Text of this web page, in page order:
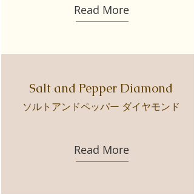
Read More
Salt and Pepper Diamond
ソルトアンドペッパー ダイヤモンド
Read More